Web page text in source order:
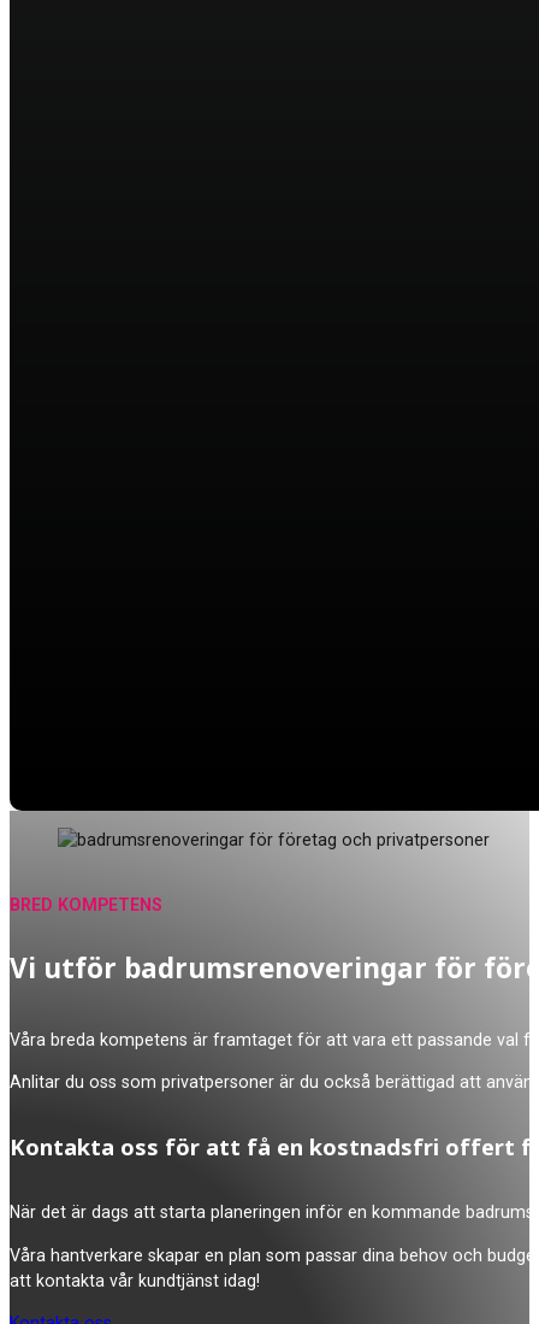
Vi utför badrumsrenoveringar för
Våra breda kompetens är framtaget för att vara ett passande val
Anlitar du oss som privatpersoner är du också berättigad att
Kontakta oss för att få en kostnadsfri offert
När det är dags att starta planeringen inför en kommande
Våra hantverkare skapar en plan som passar dina behov och
att kontakta vår kundtjänst idag!
BRED KOMPETENS